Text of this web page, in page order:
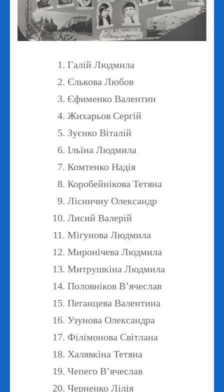
Галій Людмила
Єлькова Любов
Єфименко Валентин
Жихарьов Сергій
Зуєнко Віталій
Ільїна Людмила
Комтенко Надія
Коробейнікова Тетяна
Лісничиу Олександр
Лисий Валерій
Мігунова Людмила
Миронічева Людмила
Митрушкіна Людмила
Половніков В’ячеслав
Пеганцева Валентина
Узунова Олександра
Філімонова Світлана
Халявкіна Тетяна
Чепего В’ячеслав
Черненко Лілія